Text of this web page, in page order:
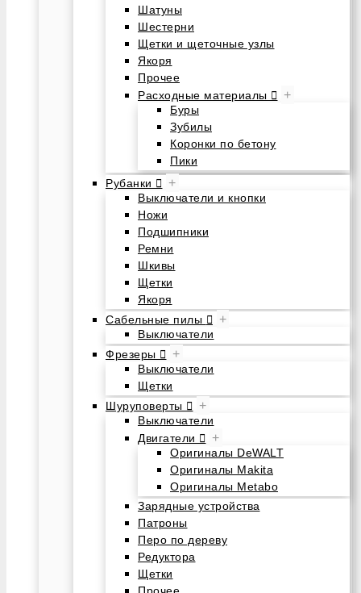
Шатуны
Шестерни
Щетки и щеточные узлы
Якоря
Прочее
Расходные материалы
+
Буры
Зубилы
Коронки по бетону
Пики
Рубанки
+
Выключатели и кнопки
Ножи
Подшипники
Ремни
Шкивы
Щетки
Якоря
Сабельные пилы
+
Выключатели
Фрезеры
+
Выключатели
Щетки
Шуруповерты
+
Выключатели
Двигатели
+
Оригиналы DeWALT
Оригиналы Makita
Оригиналы Metabo
Зарядные устройства
Патроны
Перо по дереву
Редуктора
Щетки